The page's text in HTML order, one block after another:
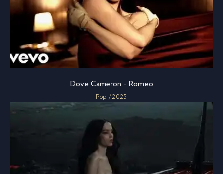
Dove Cameron - Romeo
Pop / 2025